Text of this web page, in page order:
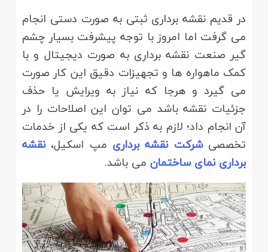
در قدیم نقشه برداری ثبتی به صورت دستی انجام
می گرفت اما امروز با توجه پیشرفت بسیار چشم
گیر صنعت نقشه برداری به صورت دیجیتال و با
کمک ماهواره ها و تجهیزات دقیق این کار صورت
می گیرد و هرجا که نیاز به ویرایش یا حذف
جزئیات نقشه باشد می توان این اصلاحات را در
آن انجام داد؛ لازم به ذکر است که یکی از خدمات
تخصصیشرکت نقشه برداری مپ اسکیل،نقشه
برداری نمای ساختمان می باشد.